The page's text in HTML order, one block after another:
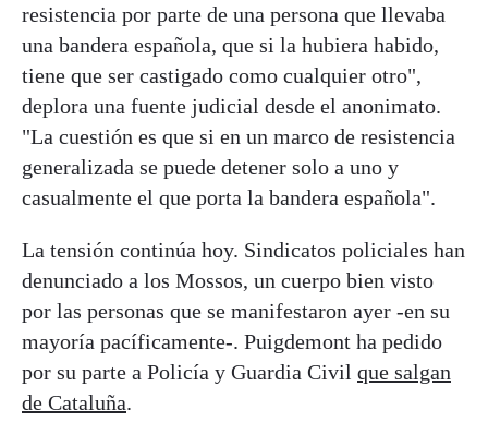
resistencia por parte de una persona que llevaba
una bandera española, que si la hubiera habido,
tiene que ser castigado como cualquier otro",
deplora una fuente judicial desde el anonimato.
"La cuestión es que si en un marco de resistencia
generalizada se puede detener solo a uno y
casualmente el que porta la bandera española".
La tensión continúa hoy. Sindicatos policiales han
denunciado a los Mossos, un cuerpo bien visto
por las personas que se manifestaron ayer -en su
mayoría pacíficamente-. Puigdemont ha pedido
por su parte a Policía y Guardia Civil que salgan
de Cataluña.